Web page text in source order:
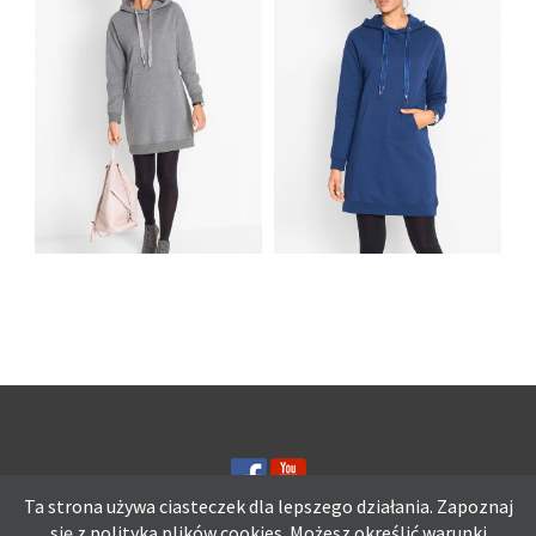
DRESOWA SUKIENKA
Ta strona używa ciasteczek dla lepszego działania. Zapoznaj